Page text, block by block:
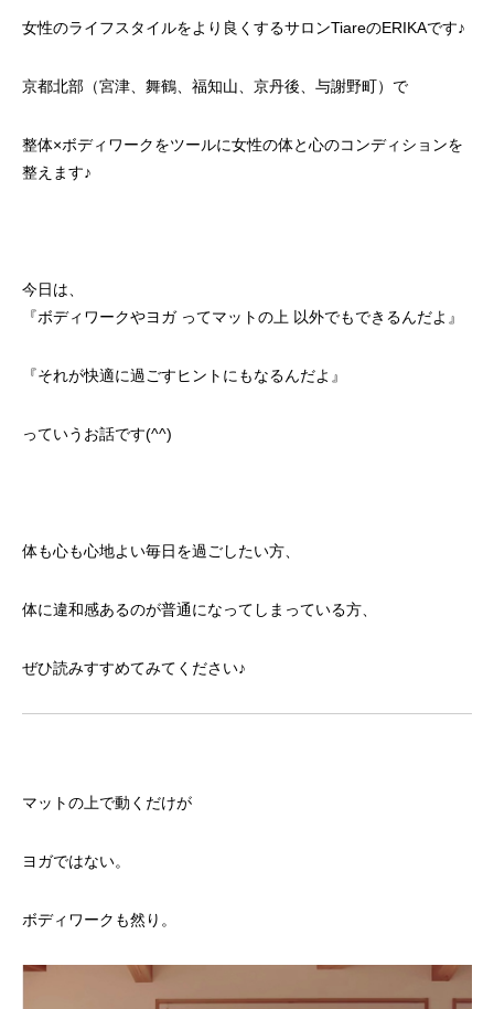
女性のライフスタイルをより良くするサロンTiareのERIKAです♪
京都北部（宮津、舞鶴、福知山、京丹後、与謝野町）で
整体×ボディワークをツールに女性の体と心のコンディションを
整えます♪
今日は、
『ボディワークやヨガ ってマットの上 以外でもできるんだよ』
『それが快適に過ごすヒントにもなるんだよ』
っていうお話です(^^)
体も心も心地よい毎日を過ごしたい方、
体に違和感あるのが普通になってしまっている方、
ぜひ読みすすめてみてください♪
マットの上で動くだけが
ヨガではない。
ボディワークも然り。